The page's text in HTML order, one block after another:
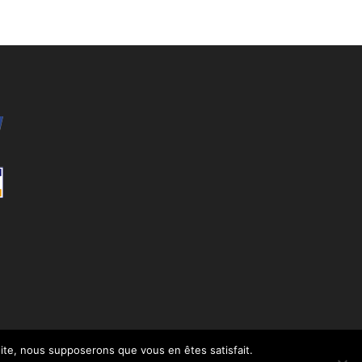
nous supposerons que vous en êtes satisfait.